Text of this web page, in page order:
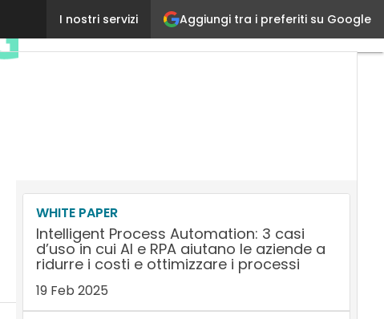
Aggiungi tra i preferiti su Google
I nostri servizi
AGS rilancia sui servizi, nuova strategia e nuova
WHITE PAPER
Intelligent Process Automation: 3 casi
d’uso in cui AI e RPA aiutano le aziende a
ridurre i costi e ottimizzare i processi
19 Feb 2025